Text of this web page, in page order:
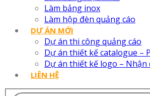
Làm bảng inox
Làm hộp đèn quảng cáo
DỰ ÁN MỚI
Dự án thi công quảng cáo
Dự án thiết kế catalogue –
Dự án thiết kế logo –
LIÊN HỆ